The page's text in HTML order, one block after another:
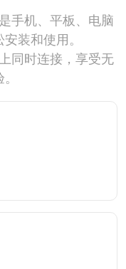
手机、平板、电脑
装和使用。
同时连接，享受无